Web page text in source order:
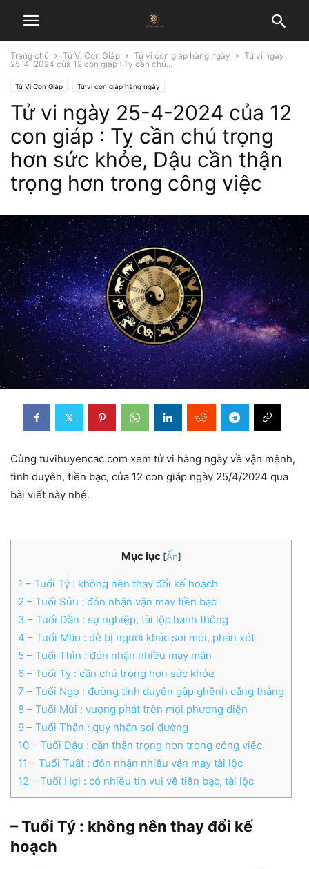
Trang chủ Tử Vi Con Giáp Tử vi con giáp hàng ngày
Tử vi ngày
25-4-2024 của 12 con giáp : Tỵ cần chú...
Tử Vi Con Giáp Tử vi con giáp hàng ngày
Tử vi ngày 25-4-2024 của 12
con giáp : Tỵ cần chú trọng
hơn sức khỏe, Dậu cần thận
trọng hơn trong công việc
Cùng tuvihuyencac.com xem tử vi hàng ngày về vận mệnh,
tình duyên, tiền bạc, của 12 con giáp ngày 25/4/2024 qua
bài viết này nhé.
Mục lục [Ẩn]
1 – Tuổi Tý : không nên thay đổi kế hoạch
2 – Tuổi Sửu : đón nhận vận may tiền bạc
3 – Tuổi Dần : sự nghiệp, tài lộc hanh thông
4 – Tuổi Mão : dễ bị người khác soi mói, phán xét
5 – Tuổi Thìn : đón nhận nhiều may mắn
6 – Tuổi Tỵ : cần chú trọng hơn sức khỏe
7 – Tuổi Ngọ : đường tình duyên gập ghềnh căng thẳng
8 – Tuổi Mùi : vượng phát trên mọi phương diện
9 – Tuổi Thân : quý nhân soi đường
10 – Tuổi Dậu : cần thận trọng hơn trong công việc
11 – Tuổi Tuất : đón nhận nhiều vận may tài lộc
12 – Tuổi Hợi : có nhiều tin vui về tiền bạc, tài lộc
– Tuổi Tý : không nên thay đổi kế
hoạch